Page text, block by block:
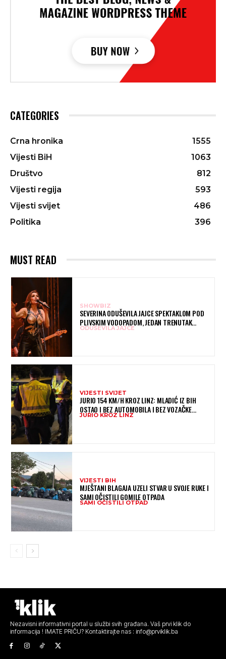
CATEGORIES
Crna hronika
1555
Vijesti BiH
1063
Društvo
812
Vijesti regija
593
Vijesti svijet
486
Politika
396
MUST READ
SHOWBIZ
SEVERINA ODUŠEVILA JAJCE SPEKTAKLOM POD
PLIVSKIM VODOPADOM, JEDAN TRENUTAK
POSEBNO JE DIRNUO PUBLIKU
ODUŠEVILA JAJCE
VIJESTI SVIJET
JURIO 154 KM/H KROZ LINZ: MLADIĆ IZ BIH
OSTAO I BEZ AUTOMOBILA I BEZ VOZAČKE
DOZVOLE
JURIO KROZ LINZ
VIJESTI BIH
MJEŠTANI BLAGAJA UZELI STVAR U SVOJE RUKE I
SAMI OČISTILI GOMILE OTPADA
SAMI OČISTILI OTPAD
Nezavisni informativni portal u službi svih građana. Vaš prvi klik do
informacija ! IMATE PRIČU? Kontaktirajte nas : info@prviklik.ba